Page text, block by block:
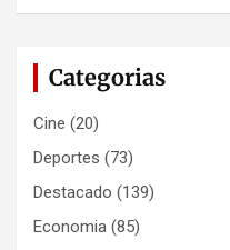
Categorias
Cine (20)
Deportes (73)
Destacado (139)
Economia (85)